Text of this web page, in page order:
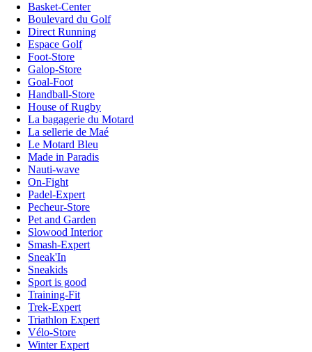
Basket-Center
Boulevard du Golf
Direct Running
Espace Golf
Foot-Store
Galop-Store
Goal-Foot
Handball-Store
House of Rugby
La bagagerie du Motard
La sellerie de Maé
Le Motard Bleu
Made in Paradis
Nauti-wave
On-Fight
Padel-Expert
Pecheur-Store
Pet and Garden
Slowood Interior
Smash-Expert
Sneak'In
Sneakids
Sport is good
Training-Fit
Trek-Expert
Triathlon Expert
Vélo-Store
Winter Expert